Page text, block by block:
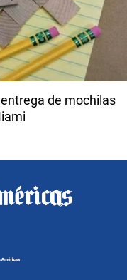
de mochilas